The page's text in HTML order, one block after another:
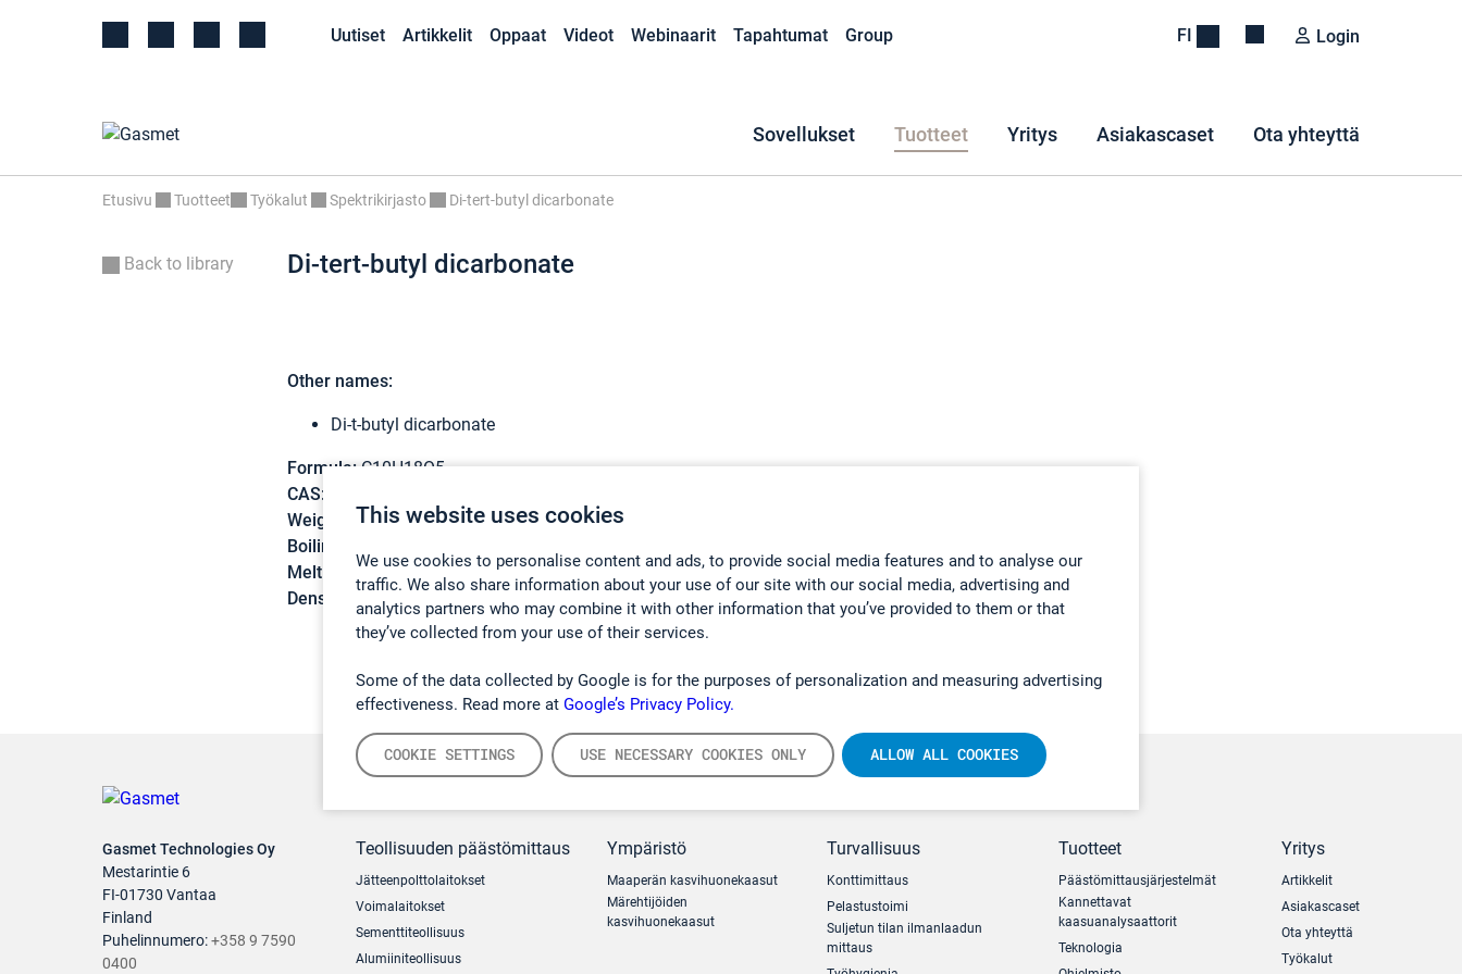
This website uses cookies
We use cookies to personalise content and ads, to provide social media features and to analyse our
traffic. We also share information about your use of our site with our social media, advertising and
analytics partners who may combine it with other information that you’ve provided to them or that
they’ve collected from your use of their services.
Some of the data collected by Google is for the purposes of personalization and measuring advertising
effectiveness. Read more at Google’s Privacy Policy.
COOKIE SETTINGS USE NECESSARY COOKIES ONLY ALLOW ALL COOKIES
Uutiset Artikkelit Oppaat Videot Webinaarit Tapahtumat Group FI Login
Sovellukset Tuotteet Yritys Asiakascaset Ota yhteyttä
Etusivu Tuotteet Työkalut Spektrikirjasto Di-tert-butyl dicarbonate
Back to library Di-tert-butyl dicarbonate
Other names:
Di-t-butyl dicarbonate
Formula: C10H18O5
CAS:
Weight:
218,25 g/mol
Boiling point:
Melting point:20 – 23 °C
Density:
0,95 g/cm3
Gasmet Technologies Oy
Mestarintie 6
FI-01730 Vantaa
Finland
Puhelinnumero:+358 9 7590
0400
Teollisuuden päästömittaus
Jätteenpolttolaitokset
Voimalaitokset
Sementtiteollisuus
Alumiiniteollisuus
Ympäristö
Maaperän kasvihuonekaasut
Märehtijöiden
kasvihuonekaasut
Turvallisuus
Konttimittaus
Pelastustoimi
Suljetun tilan ilmanlaadun
mittaus
Tuotteet
Päästömittausjärjestelmät
Kannettavat
kaasuanalysaattorit
Teknologia
Yritys
Artikkelit
Asiakascaset
Ota yhteyttä
Työkalut